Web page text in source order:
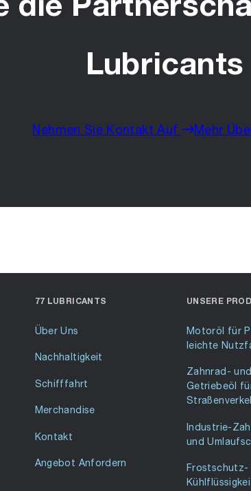
Lubricants
Nehmen Sie Kontakt Auf Mehr
77 LUBRICANTS
Über Uns
Nachhaltigkeit
Schifffahrt
Merchandise
Kontakt
Angebot Anfordern
UNSERE
Motoröl für
leichte
Zahnrad- und
Getriebeöl
Industrie-
und
Frostschutz-